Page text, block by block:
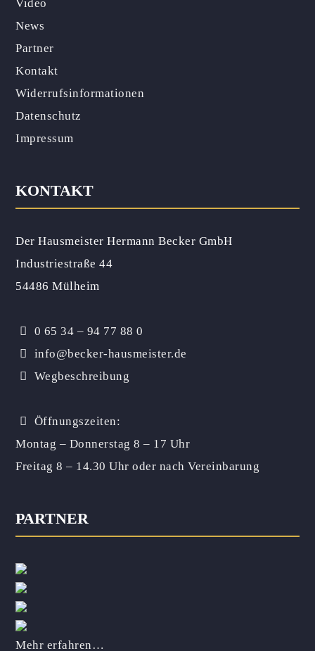
Video
News
Partner
Kontakt
Widerrufsinformationen
Datenschutz
Impressum
KONTAKT
Der Hausmeister Hermann Becker GmbH
Industriestraße 44
54486 Mülheim
0 65 34 – 94 77 88 0
info@becker-hausmeister.de
Wegbeschreibung
Öffnungszeiten:
Montag – Donnerstag 8 – 17 Uhr
Freitag 8 – 14.30 Uhr oder nach Vereinbarung
PARTNER
Mehr erfahren…